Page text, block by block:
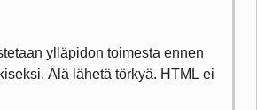
ylläpidon toimesta ennen
Älä lähetä törkyä. HTML ei